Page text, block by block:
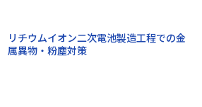
リチウムイオン二次電池製造工程での金
属異物・粉塵対策